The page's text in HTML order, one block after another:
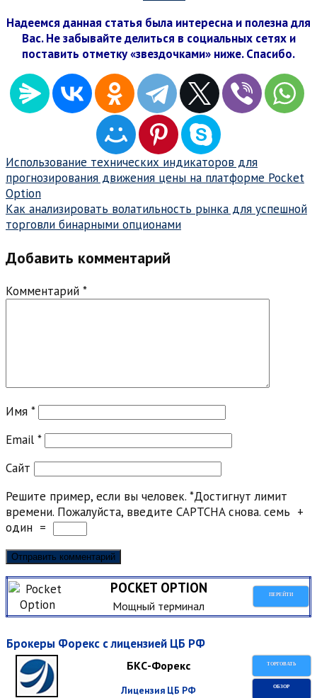
Надеемся данная статья была интересна и полезна для
Вас. Не забывайте делиться в социальных сетях и
поставить отметку «звездочками» ниже. Спасибо.
Навигация
по
записям
Использование технических индикаторов для
прогнозирования движения цены на платформе Pocket
Option
Как анализировать волатильность рынка для успешной
торговли бинарными опционами
Добавить комментарий
Комментарий *
Имя *
Email *
Сайт
Решите пример, если вы человек. *Достигнут лимит
времени. Пожалуйста, введите CAPTCHA снова. семь +
один =
POCKET OPTION ПЕРЕЙТИ
Мощный терминал
Брокеры Форекс с лицензией ЦБ РФ
БКС-Форекс ТОРГОВАТЬ
Лицензия ЦБ РФ ОБЗОР